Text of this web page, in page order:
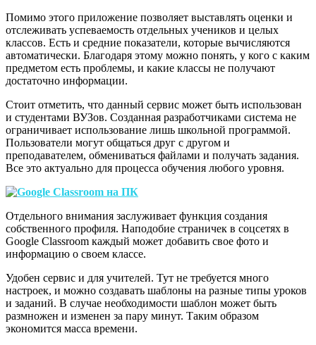
Помимо этого приложение позволяет выставлять оценки и
отслеживать успеваемость отдельных учеников и целых
классов. Есть и средние показатели, которые вычисляются
автоматически. Благодаря этому можно понять, у кого с каким
предметом есть проблемы, и какие классы не получают
достаточно информации.
Стоит отметить, что данный сервис может быть использован
и студентами ВУЗов. Созданная разработчиками система не
ограничивает использование лишь школьной программой.
Пользователи могут общаться друг с другом и
преподавателем, обмениваться файлами и получать задания.
Все это актуально для процесса обучения любого уровня.
Отдельного внимания заслуживает функция создания
собственного профиля. Наподобие страничек в соцсетях в
Google Classroom каждый может добавить свое фото и
информацию о своем классе.
Удобен сервис и для учителей. Тут не требуется много
настроек, и можно создавать шаблоны на разные типы уроков
и заданий. В случае необходимости шаблон может быть
размножен и изменен за пару минут. Таким образом
экономится масса времени.